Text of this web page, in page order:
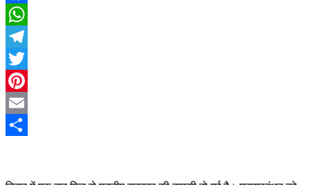
Facebook
WhatsApp
Telegram
Twitter
Pinterest
Email